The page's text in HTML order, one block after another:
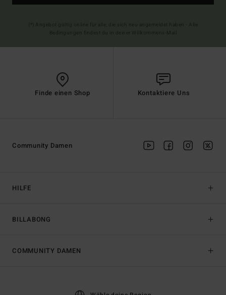
Finde einen Shop Kontaktiere Uns
HILFE
BILLABONG
Community Damen
COMMUNITY DAMEN